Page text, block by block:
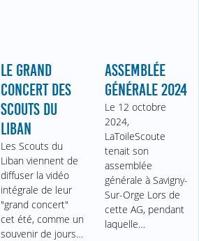
LE GRAND
CONCERT DES
SCOUTS DU
LIBAN
Les Scouts du
Liban viennent de
diffuser la vidéo
intégrale de leur
"grand concert"
cet été, comme un
souvenir de jours…
ASSEMBLÉE
GÉNÉRALE 2024
Le 12 octobre
2024,
LaToileScoute
tenait son
assemblée
générale à Savigny-
Sur-Orge Lors de
cette AG, pendant
laquelle…